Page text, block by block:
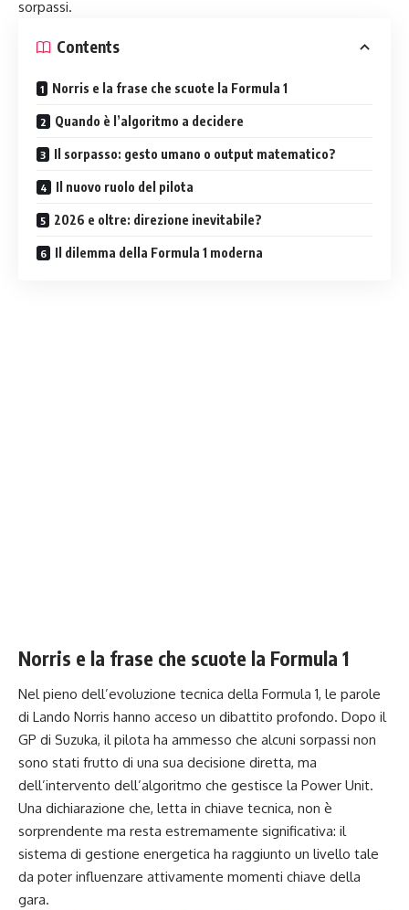
sorpassi.
Contents
Norris e la frase che scuote la Formula 1
Quando è l’algoritmo a decidere
Il sorpasso: gesto umano o output matematico?
Il nuovo ruolo del pilota
2026 e oltre: direzione inevitabile?
Il dilemma della Formula 1 moderna
Norris e la frase che scuote la Formula 1
Nel pieno dell’evoluzione tecnica della Formula 1, le parole
di Lando Norris hanno acceso un dibattito profondo. Dopo il
GP di Suzuka, il pilota ha ammesso che alcuni sorpassi non
sono stati frutto di una sua decisione diretta, ma
dell’intervento dell’algoritmo che gestisce la Power Unit.
Una dichiarazione che, letta in chiave tecnica, non è
sorprendente ma resta estremamente significativa: il
sistema di gestione energetica ha raggiunto un livello tale
da poter influenzare attivamente momenti chiave della
gara.